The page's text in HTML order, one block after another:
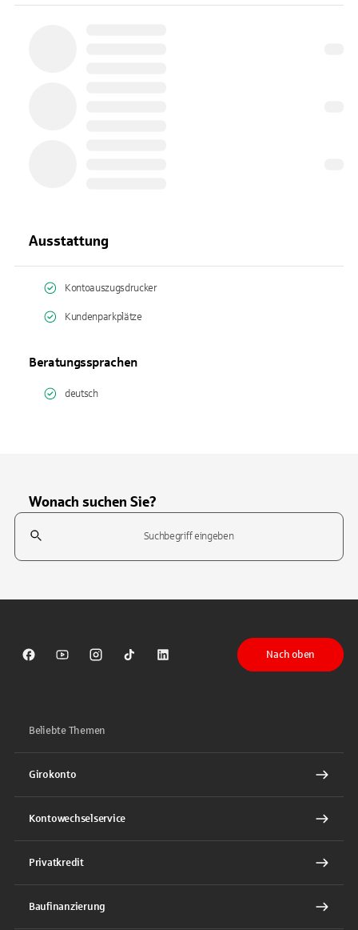
Ausstattung
Kontoauszugsdrucker
Kundenparkplätze
Beratungssprachen
deutsch
Wonach suchen Sie?
Suchfeld
Sparkasse auf Facebook
Sparkasse auf Youtube
Sparkasse auf Instagram
Sparkasse auf TikTok
Sparkasse auf LinkedIn
Nach oben
Beliebte Themen
Girokonto
Kontowechselservice
Privatkredit
Baufinanzierung